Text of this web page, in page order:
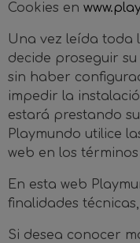
Cookies en
Una vez leída toda
decide proseguir
sin haber
impedir la
estará prestando
Playmundo utilice
web en los
En esta web
finalidades
Si desea conocer